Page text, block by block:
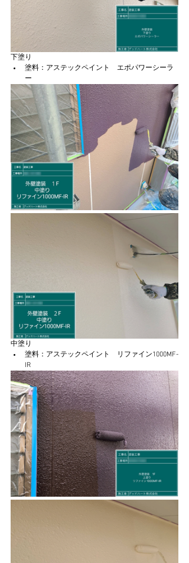
下塗り
塗料：アステックペイント　エポパワーシーラ
ー
中塗り
塗料：アステックペイント　リファイン1000MF-
IR